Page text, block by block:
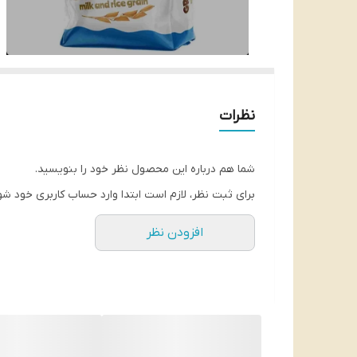
نظرات
شما هم درباره این محصول نظر خود را بنویسید.
برای ثبت نظر، لازم است ابتدا وارد حساب کاربری خود
افزودن نظر